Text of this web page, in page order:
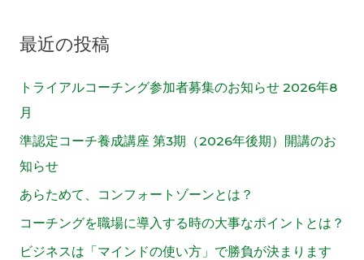
:最近の投稿
トライアルコーチング参加者募集のお知らせ 2026年8
月
準認定コーチ養成講座 第3期（2026年後期）開講のお
知らせ
あらためて、コンフォートゾーンとは？
コーチングを職場に導入する時の大事なポイントとは？
ビジネスは「マインドの使い方」で勝負が決まります